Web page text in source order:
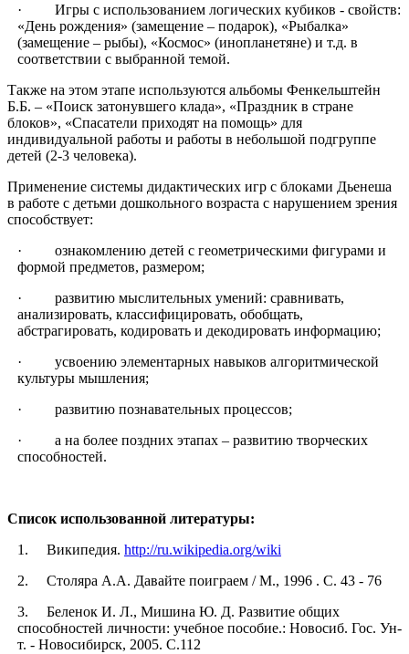
· Игры с использованием логических кубиков - свойств:
«День рождения» (замещение – подарок), «Рыбалка»
(замещение – рыбы), «Космос» (инопланетяне) и т.д. в
соответствии с выбранной темой.
Также на этом этапе используются альбомы Фенкельштейн
Б.Б. – «Поиск затонувшего клада», «Праздник в стране
блоков», «Спасатели приходят на помощь» для
индивидуальной работы и работы в небольшой подгруппе
детей (2-3 человека).
Применение системы дидактических игр с блоками Дьенеша
в работе с детьми дошкольного возраста с нарушением зрения
способствует:
· ознакомлению детей с геометрическими фигурами и
формой предметов, размером;
· развитию мыслительных умений: сравнивать,
анализировать, классифицировать, обобщать,
абстрагировать, кодировать и декодировать информацию;
· усвоению элементарных навыков алгоритмической
культуры мышления;
· развитию познавательных процессов;
· а на более поздних этапах – развитию творческих
способностей.
Список использованной литературы:
1. Википедия. http://ru.wikipedia.org/wiki
2. Столяра А.А. Давайте поиграем / М., 1996 . С. 43 - 76
3. Беленок И. Л., Мишина Ю. Д. Развитие общих
способностей личности: учебное пособие.: Новосиб. Гос. Ун-
т. - Новосибирск, 2005. С.112